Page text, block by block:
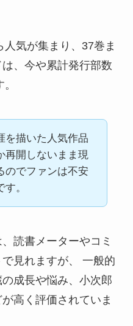
気が集まり、37巻ま
、 今や累計発行部数
を描いた人気作品
再開しないまま現
のでファンは不安
。
読書メーターやコミ
見れますが、 一般的
成長や悩み、小次郎
高く評価されていま